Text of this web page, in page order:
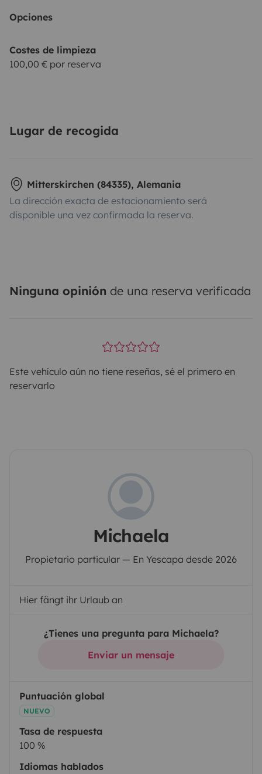
Opciones
Costes de limpieza
100,00 € por reserva
Lugar de recogida
Mitterskirchen (84335), Alemania
La dirección exacta de estacionamiento será
disponible una vez confirmada la reserva.
Ninguna opinión de una reserva verificada
Este vehículo aún no tiene reseñas, sé el primero en
reservarlo
Michaela
Propietario particular — En Yescapa desde 2026
Hier fängt ihr Urlaub an
¿Tienes una pregunta para Michaela?
Enviar un mensaje
Puntuación global
NUEVO
Tasa de respuesta
100 %
Idiomas hablados